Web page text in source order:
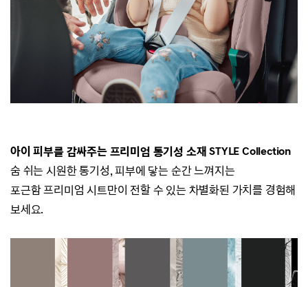
아이 피부를 감싸주는 프리미엄 통기성 소재STYLE Collection
숨 쉬는 시원한 통기성, 피부에 닿는 순간 느껴지는
포근함프리미엄 시트만이 전할 수 있는 차별화된 가치를 경험해
보세요.